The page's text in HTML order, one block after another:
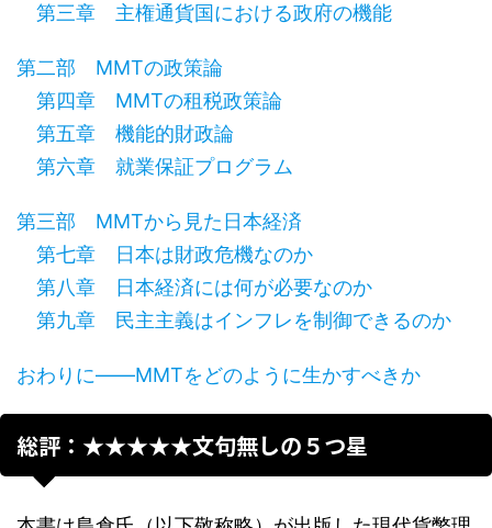
第三章 主権通貨国における政府の機能
第二部 MMTの政策論
第四章 MMTの租税政策論
第五章 機能的財政論
第六章 就業保証プログラム
第三部 MMTから見た日本経済
第七章 日本は財政危機なのか
第八章 日本経済には何が必要なのか
第九章 民主主義はインフレを制御できるのか
おわりに――MMTをどのように生かすべきか
総評：★★★★★文句無しの５つ星